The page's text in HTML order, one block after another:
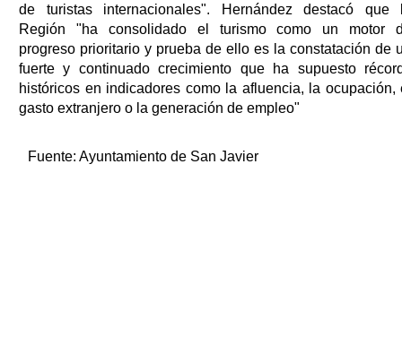
de turistas internacionales". Hernández destacó que
Región "ha consolidado el turismo como un motor
progreso prioritario y prueba de ello es la constatación de
fuerte y continuado crecimiento que ha supuesto
históricos en indicadores como la afluencia, la ocupación,
gasto extranjero o la generación de empleo"
Fuente: Ayuntamiento de San Javier